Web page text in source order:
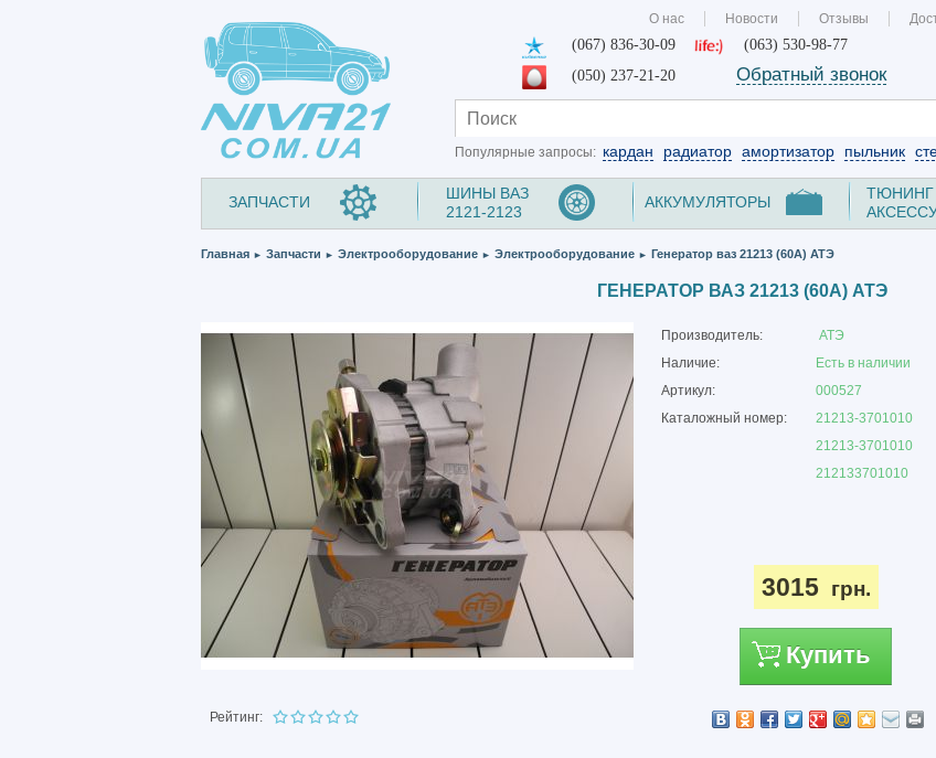
О нас Новости Отзывы
(067) 836-30-09
(063) 530-98-77
(050) 237-21-20
Обратный звонок
Популярные запросы: кардан радиатор амортизатор пыльник
ЗАПЧАСТИ
ШИНЫ ВАЗ
2121-2123
АККУМУЛЯТОРЫ
ТЮНИНГ
Главная ► Запчасти ► Электрооборудование ► Электрооборудование ► Генератор ваз 21213 (60А) АТЭ
ГЕНЕРАТОР ВАЗ 21213 (60А) АТЭ
Рейтинг:
Производитель:
АТЭ
Наличие:
Есть в наличии
Артикул:
000527
Каталожный номер:
21213-3701010
21213-3701010
212133701010
3015 грн.
Купить